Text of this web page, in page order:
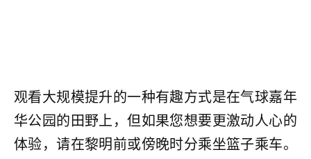
观看大规模提升的一种有趣方式是在气球嘉年
华公园的田野上，但如果您想要更激动人心的
体验，请在黎明前或傍晚时分乘坐篮子乘车。